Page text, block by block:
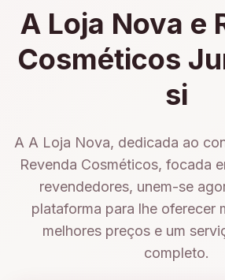
A Loja Nova e
Cosméticos
si
A A Loja Nova, dedicada ao
Revenda Cosméticos, focada
revendedores, unem-se
plataforma para lhe oferecer
melhores preços e um
completo.